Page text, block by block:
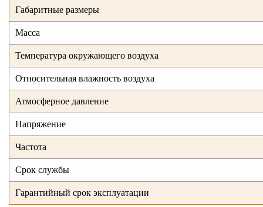
Габаритные размеры
Масса
Температура окружающего воздуха
Относительная влажность воздуха
Атмосферное давление
Напряжение
Частота
Срок службы
Гарантийный срок эксплуатации